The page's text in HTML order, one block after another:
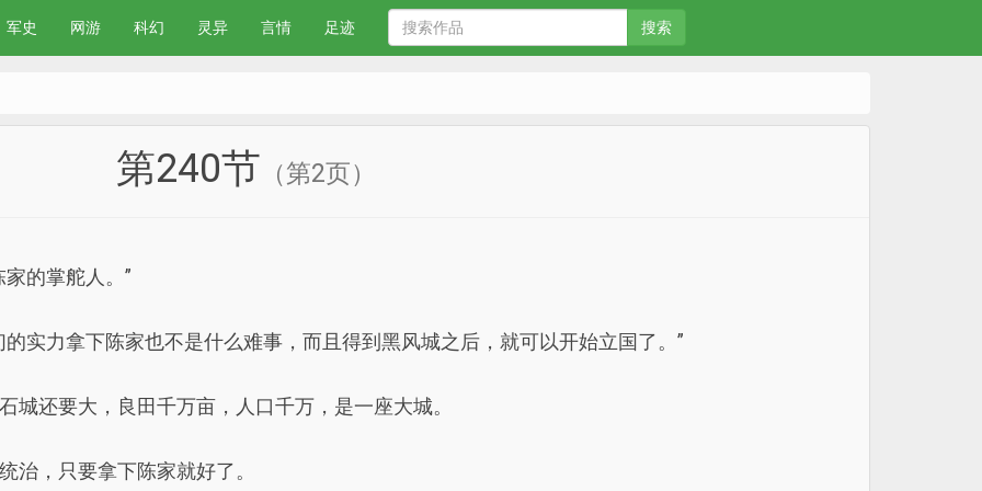
军史 网游 科幻 灵异 言情 足迹 搜索
第240节 （第2页）
的掌舵人。”
实力拿下陈家也不是什么难事，而且得到黑风城之后，就可以开始立国了。”
城还要大，良田千万亩，人口千万，是一座大城。
治，只要拿下陈家就好了。